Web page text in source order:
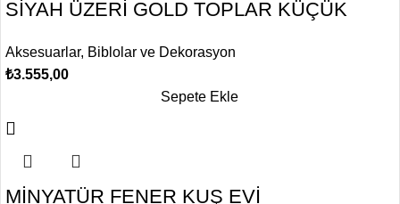
SİYAH ÜZERİ GOLD TOPLAR KÜÇÜK
Aksesuarlar, Biblolar ve Dekorasyon
₺3.555,00
Sepete Ekle
MİNYATÜR FENER KUŞ EVİ